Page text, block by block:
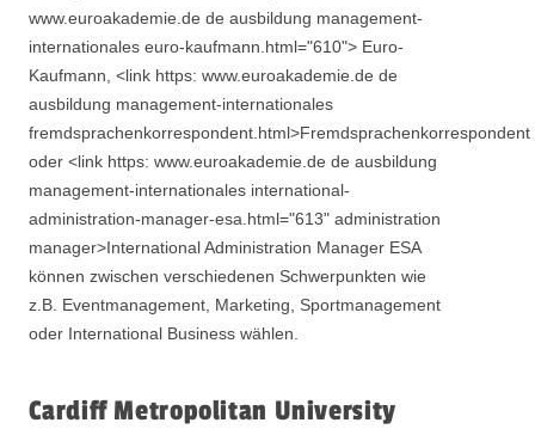
www.euroakademie.de de ausbildung management-
internationales euro-kaufmann.html="610"> Euro-
Kaufmann, <link https: www.euroakademie.de de
ausbildung management-internationales
fremdsprachenkorrespondent.html>Fremdsprachenkorrespondent
oder <link https: www.euroakademie.de de ausbildung
management-internationales international-
administration-manager-esa.html="613" administration
manager>International Administration Manager ESA
können zwischen verschiedenen Schwerpunkten wie
z.B. Eventmanagement, Marketing, Sportmanagement
oder International Business wählen.
Cardiff Metropolitan University